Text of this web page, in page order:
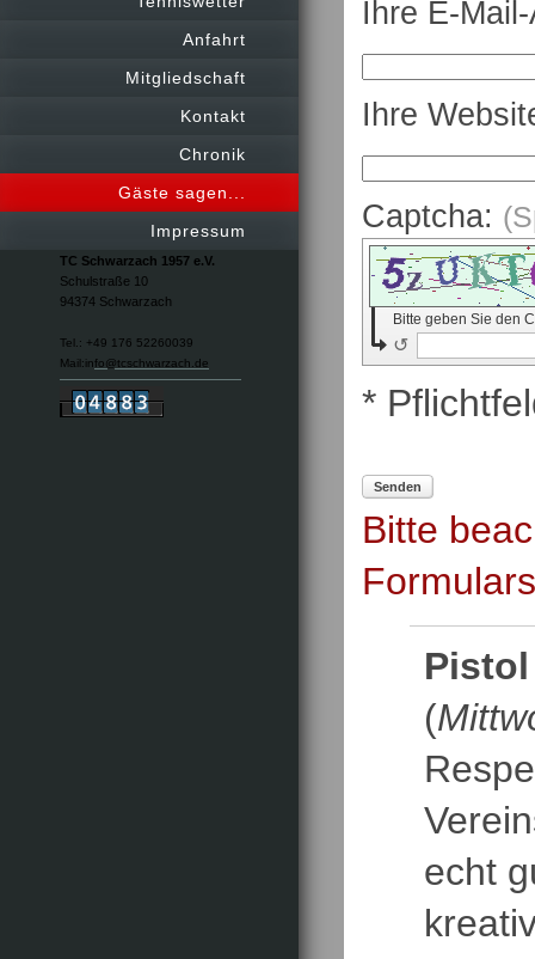
Anfahrt
Mitgliedschaft
Kontakt
Chronik
Gäste sagen...
Impressum
TC Schwarzach 1957 e.V.
Schulstraße 10
94374 Schwarzach
Tel.: +49 176 52260039
Mail:info@tcschwarzach.de
Ihre E-
Ihre
Captcha:
Bitte geben Sie den
↺
*
Senden
Bitte
(
echt